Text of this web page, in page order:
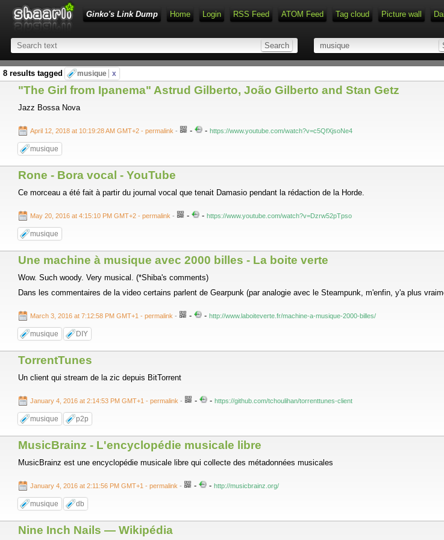
Ginko's Link Dump Home Login RSS Feed ATOM Feed Tag cloud Picture wall
8 results tagged musique x
"The Girl from Ipanema" Astrud Gilberto, João Gilberto and Stan Getz
Jazz Bossa Nova
April 12, 2018 at 10:19:28 AM GMT+2 - permalink - - - https://www.youtube.com/watch?v=c5QfXjsoNe4
musique
Rone - Bora vocal - YouTube
Ce morceau a été fait à partir du journal vocal que tenait Damasio pendant la rédaction de la Horde.
May 20, 2016 at 4:15:10 PM GMT+2 - permalink - - - https://www.youtube.com/watch?v=Dzrw52pTpso
musique
Une machine à musique avec 2000 billes - La boite verte
Wow. Such woody. Very musical. (*Shiba's comments)
Dans les commentaires de la video certains parlent de Gearpunk (par analogie avec le Steampunk, m'enfin, y'a plus
March 3, 2016 at 7:12:58 PM GMT+1 - permalink - - - http://www.laboiteverte.fr/machine-a-musique-2000-billes/
musique DIY
TorrentTunes
Un client qui stream de la zic depuis BitTorrent
January 4, 2016 at 2:14:53 PM GMT+1 - permalink - - - https://github.com/tchoulihan/torrenttunes-client
musique p2p
MusicBrainz - L'encyclopédie musicale libre
MusicBrainz est une encyclopédie musicale libre qui collecte des métadonnées musicales
January 4, 2016 at 2:11:56 PM GMT+1 - permalink - - - http://musicbrainz.org/
musique db
Nine Inch Nails — Wikipédia